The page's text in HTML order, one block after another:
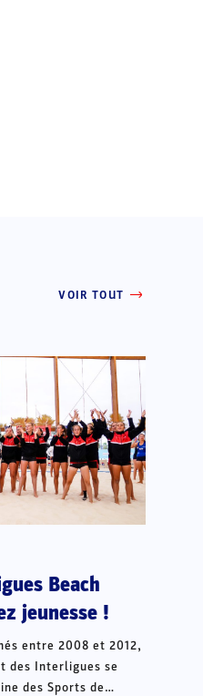
VOIR TOUT
Beach
jeunesse !
entre 2008 et 2012,
des Interligues se
des Sports de